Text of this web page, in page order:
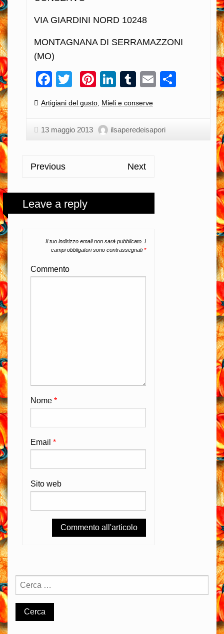
VIA GIARDINI NORD 10248
MONTAGNANA DI SERRAMAZZONI
(MO)
Facebook
TwitterPinterest
LinkedIn
Tumblr
Email
Categories:
Artigiani del gusto Mieli e conserve
13 maggio 2013 ilsaperedeisapori
Previous Next
Leave a reply
Il tuo indirizzo email non sarà pubblicato. I
campi obbligatori sono contrassegnati*
Commento
Nome *
Email *
Sito web